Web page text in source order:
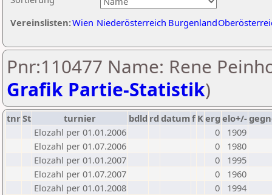
Vereinslisten:Wien Niederösterreich Burgenland
Pnr:110477 Name: Rene
Grafik Partie-Statistik)
tnrSt turnier bdld rd datumf Kerg elo+/-
Elozahl per 01.01.2006
0
1909
Elozahl per 01.07.2006
0
1980
Elozahl per 01.01.2007
0
1995
Elozahl per 01.07.2007
0
1960
Elozahl per 01.01.2008
0
1994